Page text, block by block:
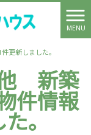
MENU
新しました。
新築
件情報
。